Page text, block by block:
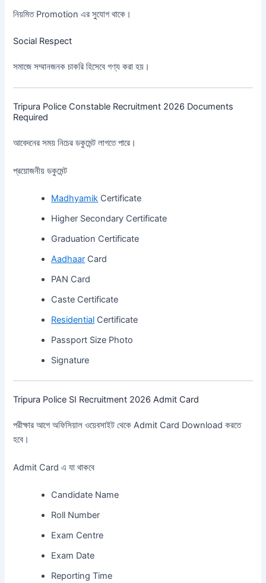
নিয়মিত Promotion এর সুযোগ থাকে।
Social Respect
সমাজে সম্মানজনক চাকরি হিসেবে গণ্য করা হয়।
Tripura Police Constable Recruitment 2026 Documents
Required
আবেদনের সময় নিচের ডকুমেন্ট লাগতে পারে।
প্রয়োজনীয় ডকুমেন্ট
Madhyamik Certificate
Higher Secondary Certificate
Graduation Certificate
Aadhaar Card
PAN Card
Caste Certificate
Residential Certificate
Passport Size Photo
Signature
Tripura Police SI Recruitment 2026 Admit Card
পরীক্ষার আগে অফিসিয়াল ওয়েবসাইট থেকে Admit Card Download করতে
হবে।
Admit Card এ যা থাকবে
Candidate Name
Roll Number
Exam Centre
Exam Date
Reporting Time